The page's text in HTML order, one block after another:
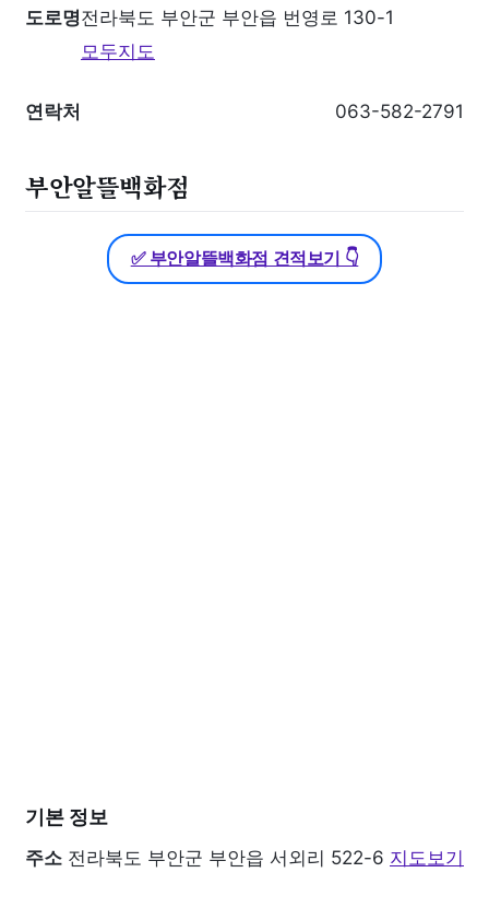
도로명전라북도 부안군 부안읍 번영로 130-1
모두지도
연락처 063-582-2791
부안알뜰백화점
✅ 부안알뜰백화점 견적보기 👇
기본 정보
주소 전라북도 부안군 부안읍 서외리 522-6 지도보기